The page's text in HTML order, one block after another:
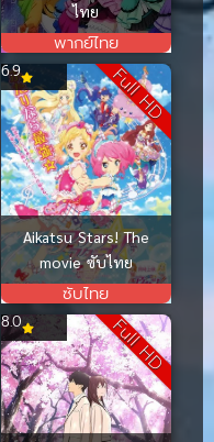
ไทย
พากย์ไทย
Full HD
Aikatsu Stars! The
movie ซับไทย
ซับไทย
6.9
Full HD
8.0